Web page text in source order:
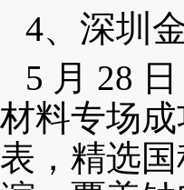
4、 深圳
5 月 28
材料专场
表，精选